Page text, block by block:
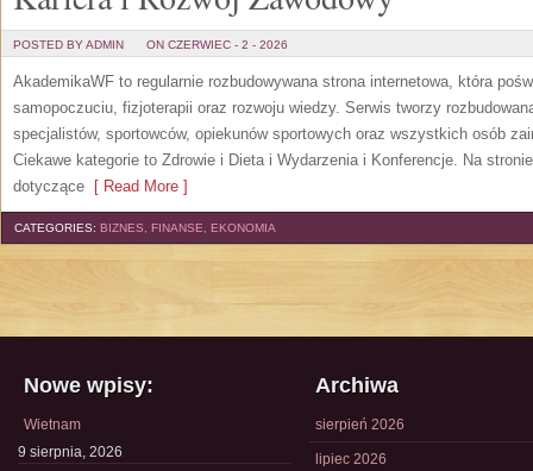
POSTED BY ADMIN ON CZERWIEC - 2 - 2026
AkademikaWF to regularnie rozbudowywana strona internetowa, która
samopoczuciu, fizjoterapii oraz rozwoju wiedzy. Serwis tworzy
specjalistów, sportowców, opiekunów sportowych oraz wszystkich osób
Ciekawe kategorie to Zdrowie i Dieta i Wydarzenia i Konferencje. Na
dotyczące [ Read More ]
CATEGORIES: BIZNES, FINANSE, EKONOMIA
Nowe wpisy:
Wietnam
9 sierpnia, 2026
Archiwa
sierpień 2026
lipiec 2026